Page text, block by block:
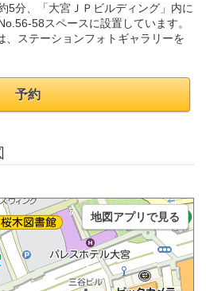
5分、「大宮ＪＰビルディング」内に
58スペースに設置しています。
ステーションフォトギャラリーを
予約
地図アプリで見る